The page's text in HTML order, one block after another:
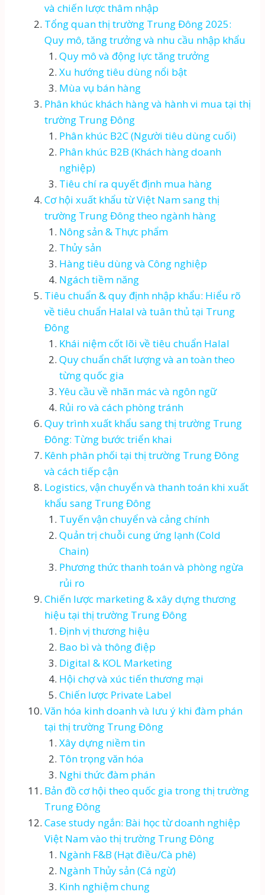
và chiến lược thâm nhập
Tổng quan thị trường Trung Đông 2025:
Quy mô, tăng trưởng và nhu cầu nhập khẩu
Quy mô và động lực tăng trưởng
Xu hướng tiêu dùng nổi bật
Mùa vụ bán hàng
Phân khúc khách hàng và hành vi mua tại thị
trường Trung Đông
Phân khúc B2C (Người tiêu dùng cuối)
Phân khúc B2B (Khách hàng doanh
nghiệp)
Tiêu chí ra quyết định mua hàng
Cơ hội xuất khẩu từ Việt Nam sang thị
trường Trung Đông theo ngành hàng
Nông sản & Thực phẩm
Thủy sản
Hàng tiêu dùng và Công nghiệp
Ngách tiềm năng
Tiêu chuẩn & quy định nhập khẩu: Hiểu rõ
về tiêu chuẩn Halal và tuân thủ tại Trung
Đông
Khái niệm cốt lõi về tiêu chuẩn Halal
Quy chuẩn chất lượng và an toàn theo
từng quốc gia
Yêu cầu về nhãn mác và ngôn ngữ
Rủi ro và cách phòng tránh
Quy trình xuất khẩu sang thị trường Trung
Đông: Từng bước triển khai
Kênh phân phối tại thị trường Trung Đông
và cách tiếp cận
Logistics, vận chuyển và thanh toán khi xuất
khẩu sang Trung Đông
Tuyến vận chuyển và cảng chính
Quản trị chuỗi cung ứng lạnh (Cold
Chain)
Phương thức thanh toán và phòng ngừa
rủi ro
Chiến lược marketing & xây dựng thương
hiệu tại thị trường Trung Đông
Định vị thương hiệu
Bao bì và thông điệp
Digital & KOL Marketing
Hội chợ và xúc tiến thương mại
Chiến lược Private Label
Văn hóa kinh doanh và lưu ý khi đàm phán
tại thị trường Trung Đông
Xây dựng niềm tin
Tôn trọng văn hóa
Nghi thức đàm phán
Bản đồ cơ hội theo quốc gia trong thị trường
Trung Đông
Case study ngắn: Bài học từ doanh nghiệp
Việt Nam vào thị trường Trung Đông
Ngành F&B (Hạt điều/Cà phê)
Ngành Thủy sản (Cá ngừ)
Kinh nghiệm chung